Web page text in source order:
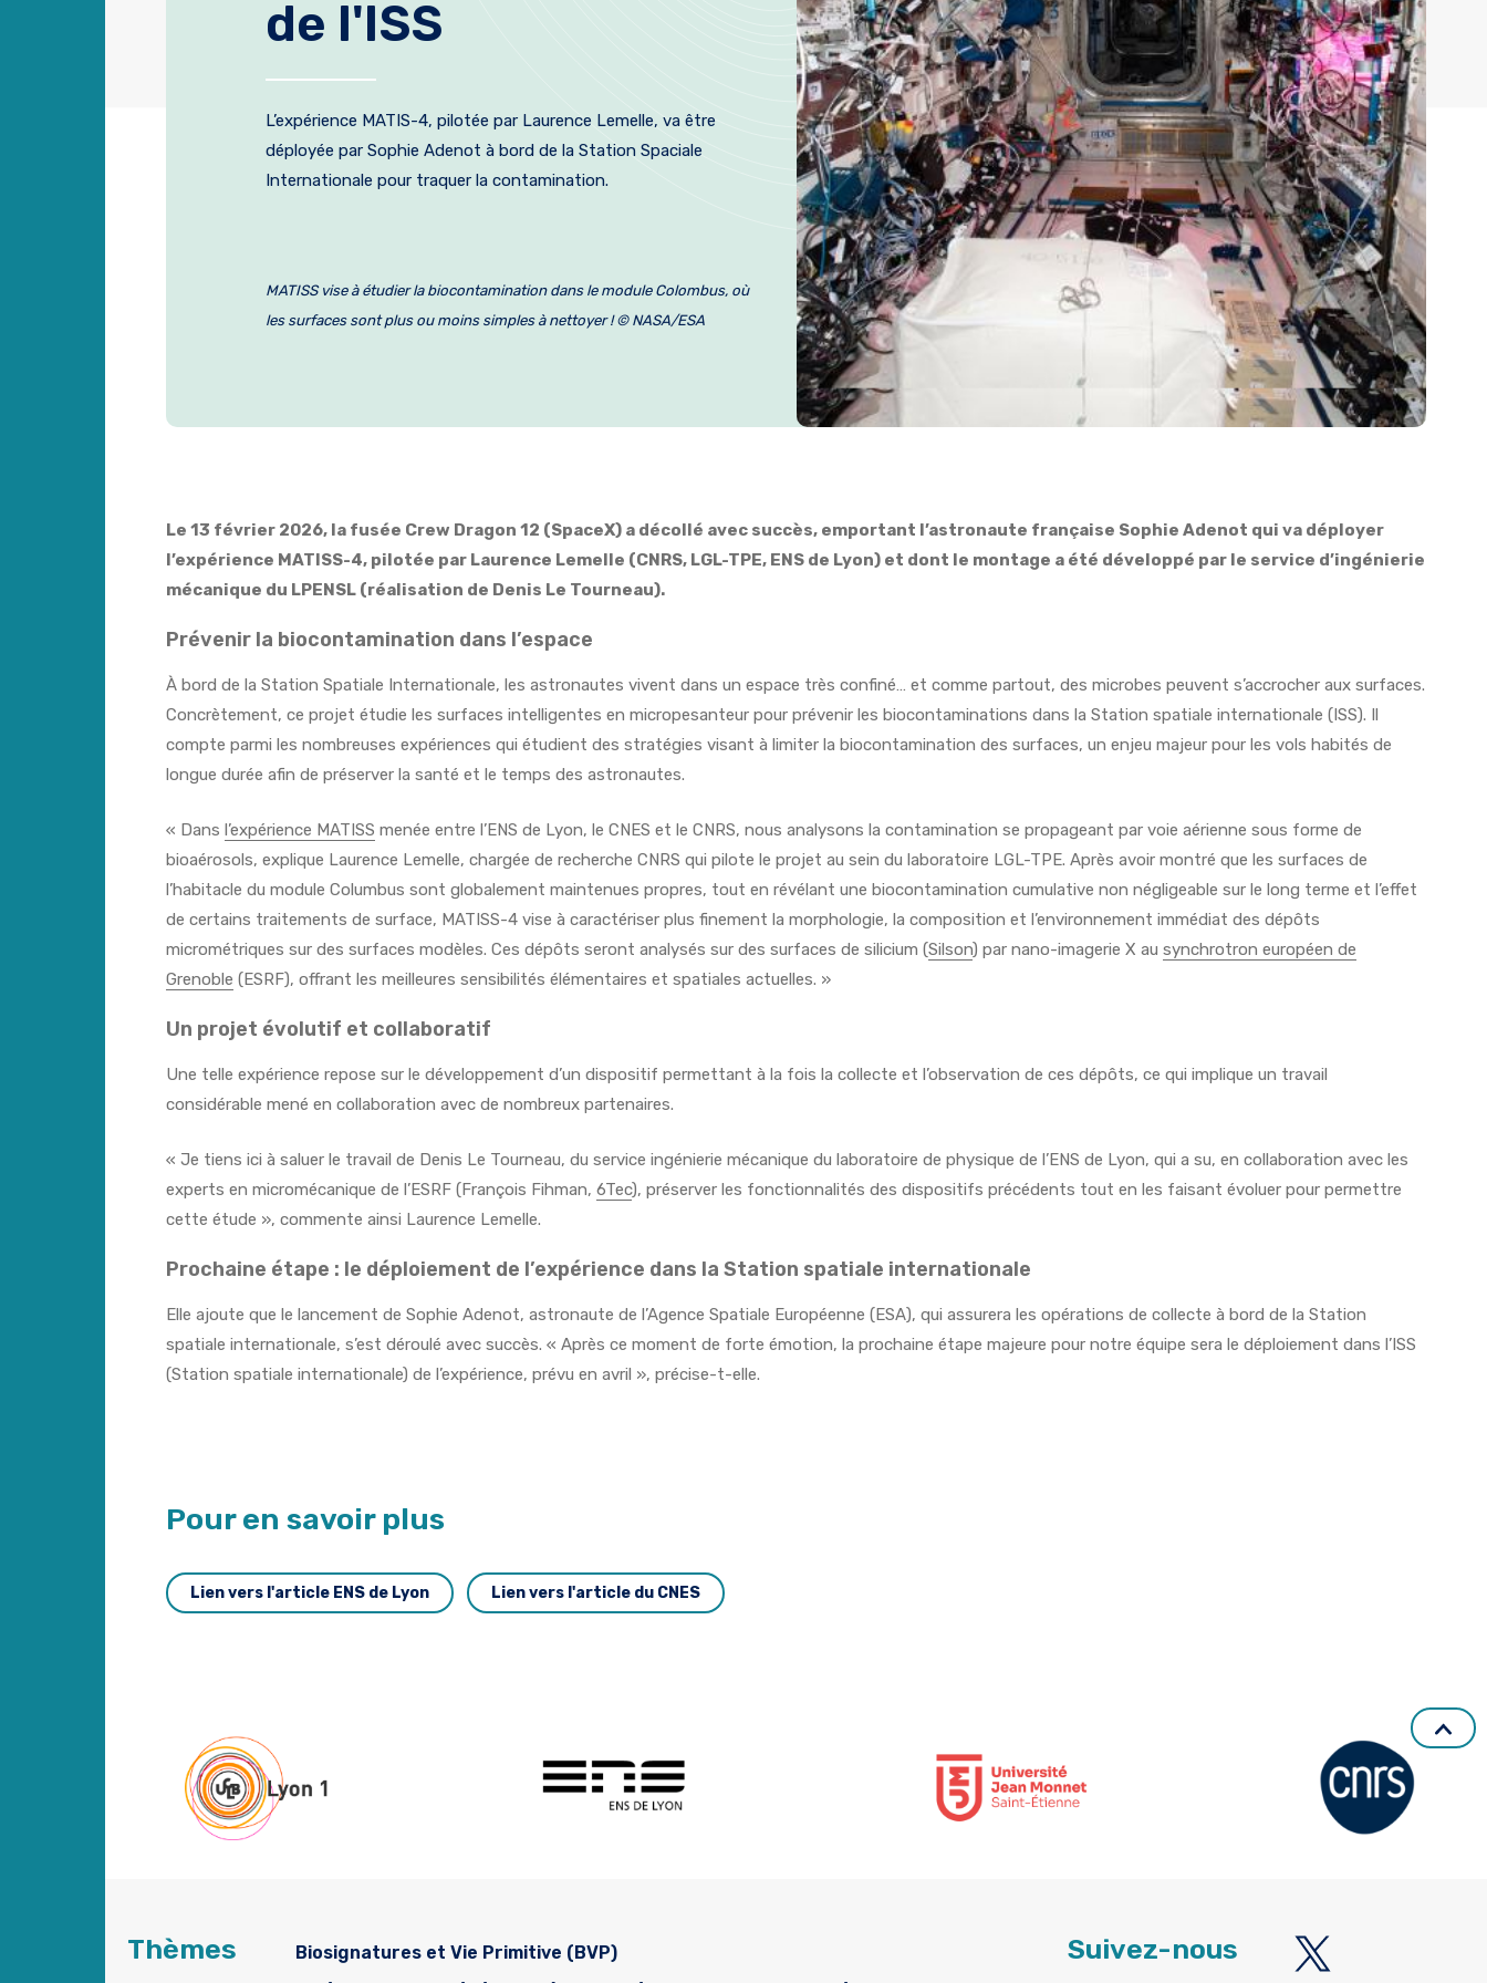
de l'ISS
L’expérience MATIS-4, pilotée par Laurence Lemelle, va être
déployée par Sophie Adenot à bord de la Station Spaciale
Internationale pour traquer la contamination.
MATISS vise à étudier la biocontamination dans le module Colombus, où
les surfaces sont plus ou moins simples à nettoyer ! © NASA/ESA
Le 13 février 2026, la fusée Crew Dragon 12 (SpaceX) a décollé avec succès, emportant l’astronaute française Sophie Adenot qui va déployer
l’expérience MATISS-4, pilotée par Laurence Lemelle (CNRS, LGL-TPE, ENS de Lyon) et dont le montage a été développé par le service d’ingénierie
mécanique du LPENSL (réalisation de Denis Le Tourneau).
Prévenir la biocontamination dans l’espace
À bord de la Station Spatiale Internationale, les astronautes vivent dans un espace très confiné… et comme partout, des microbes peuvent s’accrocher aux surfaces.
Concrètement, ce projet étudie les surfaces intelligentes en micropesanteur pour prévenir les biocontaminations dans la Station spatiale internationale (ISS). Il
compte parmi les nombreuses expériences qui étudient des stratégies visant à limiter la biocontamination des surfaces, un enjeu majeur pour les vols habités de
longue durée afin de préserver la santé et le temps des astronautes.
« Dans l’expérience MATISS menée entre l’ENS de Lyon, le CNES et le CNRS, nous analysons la contamination se propageant par voie aérienne sous forme de
bioaérosols, explique Laurence Lemelle, chargée de recherche CNRS qui pilote le projet au sein du laboratoire LGL-TPE. Après avoir montré que les surfaces de
l’habitacle du module Columbus sont globalement maintenues propres, tout en révélant une biocontamination cumulative non négligeable sur le long terme et l’effet
de certains traitements de surface, MATISS-4 vise à caractériser plus finement la morphologie, la composition et l’environnement immédiat des dépôts
micrométriques sur des surfaces modèles. Ces dépôts seront analysés sur des surfaces de silicium (Silson) par nano-imagerie X au synchrotron européen de
Grenoble (ESRF), offrant les meilleures sensibilités élémentaires et spatiales actuelles. »
Un projet évolutif et collaboratif
Une telle expérience repose sur le développement d’un dispositif permettant à la fois la collecte et l’observation de ces dépôts, ce qui implique un travail
considérable mené en collaboration avec de nombreux partenaires.
« Je tiens ici à saluer le travail de Denis Le Tourneau, du service ingénierie mécanique du laboratoire de physique de l’ENS de Lyon, qui a su, en collaboration avec les
experts en micromécanique de l’ESRF (François Fihman, 6Tec), préserver les fonctionnalités des dispositifs précédents tout en les faisant évoluer pour permettre
cette étude », commente ainsi Laurence Lemelle.
Prochaine étape : le déploiement de l’expérience dans la Station spatiale internationale
Elle ajoute que le lancement de Sophie Adenot, astronaute de l’Agence Spatiale Européenne (ESA), qui assurera les opérations de collecte à bord de la Station
spatiale internationale, s’est déroulé avec succès. « Après ce moment de forte émotion, la prochaine étape majeure pour notre équipe sera le déploiement dans l’ISS
(Station spatiale internationale) de l’expérience, prévu en avril », précise-t-elle.
Pour en savoir plus
Lien vers l'article ENS de Lyon Lien vers l'article du CNES
Thèmes
Biosignatures et Vie Primitive (BVP)
Suivez-nous